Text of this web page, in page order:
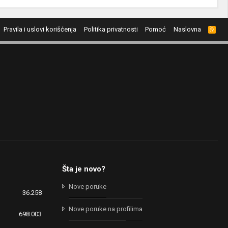
Pravila i uslovi korišćenja Politika privatnosti Pomoć Naslovna
R
S
S
36.258
698.003
Šta je novo?
Nove poruke
Nove poruke na profilima